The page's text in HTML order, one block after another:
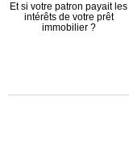
Et si votre patron payait les
intérêts de votre prêt
immobilier ?